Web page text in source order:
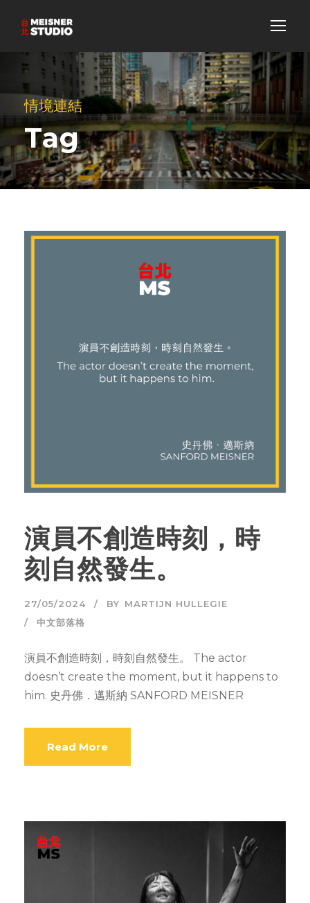
情境連結
Tag
演員不創造時刻，時
刻自然發生。
27/05/2024 BY MARTIJN HULLEGIE
中文部落格
演員不創造時刻，時刻自然發生。 The actor
doesn’t create the moment, but it happens to
him. 史丹佛．邁斯納 SANFORD MEISNER
Read More